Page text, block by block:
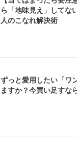
ら「地味見え」してな
人のこなれ解決術
ずっと愛用したい「ワ
ますか？今買い足すな